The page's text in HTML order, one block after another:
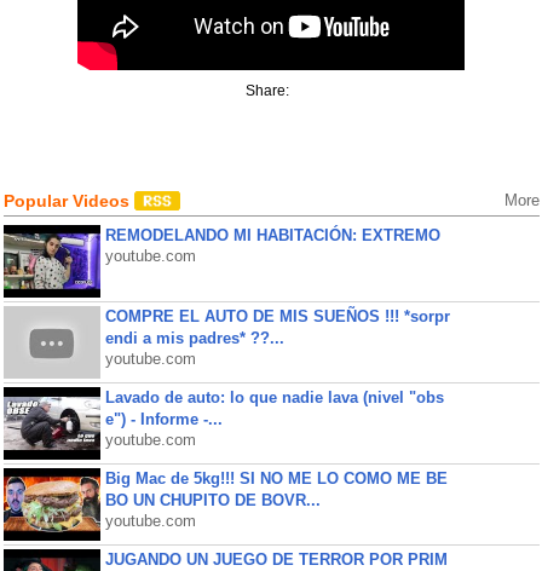
Share:
Popular Videos More
REMODELANDO MI HABITACIÓN: EXTREMO
youtube.com
COMPRE EL AUTO DE MIS SUEÑOS !!! *sorpr
endi a mis padres* ??...
youtube.com
Lavado de auto: lo que nadie lava (nivel "obs
e") - Informe -...
youtube.com
Big Mac de 5kg!!! SI NO ME LO COMO ME BE
BO UN CHUPITO DE BOVR...
youtube.com
JUGANDO UN JUEGO DE TERROR POR PRIM